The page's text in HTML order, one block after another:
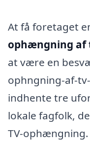
At få foretaget
ophængning af
at være en
ophngning-af-
indhente tre
lokale fagfolk,
TV-